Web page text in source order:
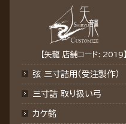
【矢龍 店舗コード: 2019】
弦 三寸詰用（受注製作）
三寸詰 取り扱い弓
カケ銘